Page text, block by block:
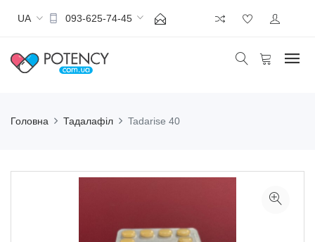
UA 093-625-74-45
Головна Тадалафіл Tadarise 40